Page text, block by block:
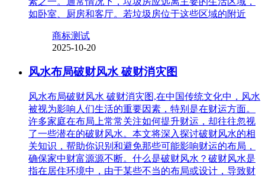
如卧室、厨房和客厅。若垃圾房位于这些区域的附近
商标测试
2025-10-20
风水布局破财风水 破财消灾图
风水布局破财风水 破财消灾图,在中国传统文化中，风水
被视为影响人们生活的重要因素，特别是在财运方面。
许多家庭在布局上常常关注如何提升财运，却往往忽视
了一些潜在的破财风水。本文将深入探讨破财风水的相
关知识，帮助你识别和避免那些可能影响财运的布局，
确保家中财富源源不断。什么是破财风水？破财风水是
指在居住环境中，由于某些不当的布局或设计，导致财